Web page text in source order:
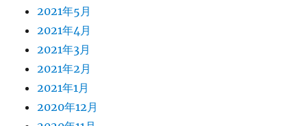
2021年5月
2021年4月
2021年3月
2021年2月
2021年1月
2020年12月